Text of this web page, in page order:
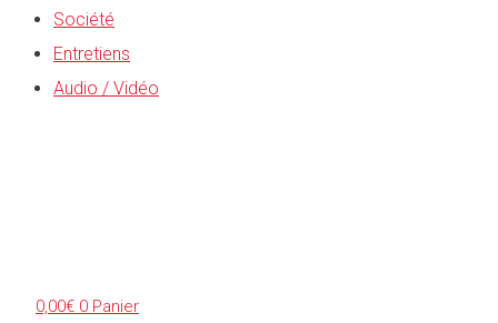
Société
Entretiens
Audio / Vidéo
0,00€ 0 Panier